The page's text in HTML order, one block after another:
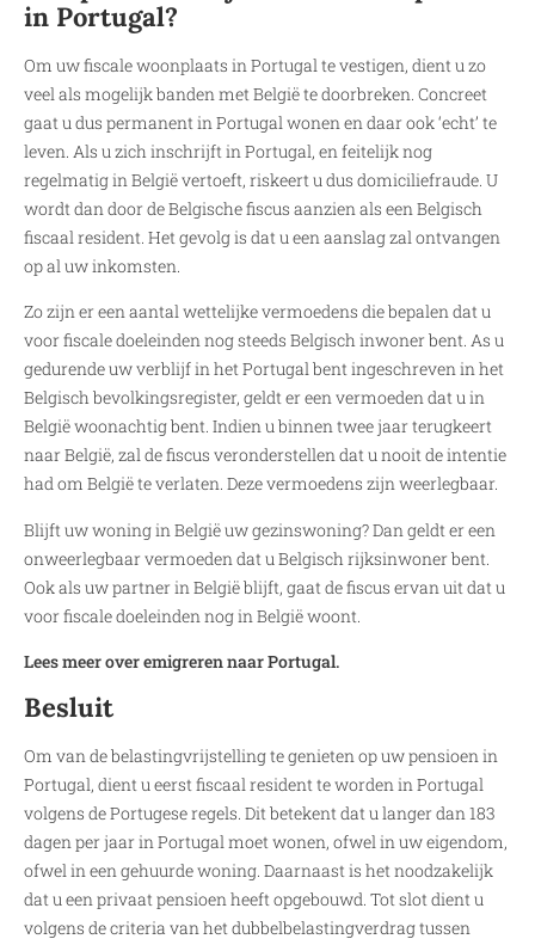
in Portugal?
Om uw fiscale woonplaats in Portugal te vestigen, dient u zo
veel als mogelijk banden met België te doorbreken. Concreet
gaat u dus permanent in Portugal wonen en daar ook ‘echt’ te
leven. Als u zich inschrijft in Portugal, en feitelijk nog
regelmatig in België vertoeft, riskeert u dus domiciliefraude. U
wordt dan door de Belgische fiscus aanzien als een Belgisch
fiscaal resident. Het gevolg is dat u een aanslag zal ontvangen
op al uw inkomsten.
Zo zijn er een aantal wettelijke vermoedens die bepalen dat u
voor fiscale doeleinden nog steeds Belgisch inwoner bent. As u
gedurende uw verblijf in het Portugal bent ingeschreven in het
Belgisch bevolkingsregister, geldt er een vermoeden dat u in
België woonachtig bent. Indien u binnen twee jaar terugkeert
naar België, zal de fiscus veronderstellen dat u nooit de intentie
had om België te verlaten. Deze vermoedens zijn weerlegbaar.
Blijft uw woning in België uw gezinswoning? Dan geldt er een
onweerlegbaar vermoeden dat u Belgisch rijksinwoner bent.
Ook als uw partner in België blijft, gaat de fiscus ervan uit dat u
voor fiscale doeleinden nog in België woont.
Lees meer over emigreren naar Portugal.
Besluit
Om van de belastingvrijstelling te genieten op uw pensioen in
Portugal, dient u eerst fiscaal resident te worden in Portugal
volgens de Portugese regels. Dit betekent dat u langer dan 183
dagen per jaar in Portugal moet wonen, ofwel in uw eigendom,
ofwel in een gehuurde woning. Daarnaast is het noodzakelijk
dat u een privaat pensioen heeft opgebouwd. Tot slot dient u
volgens de criteria van het dubbelbelastingverdrag tussen